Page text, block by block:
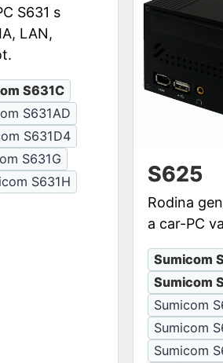
S631 s
LAN,
S631C
S631AD
S631D4
S631G
S631H S625
Rodina
a car-PC
Sumicom
Sumicom
Sumicom
Sumicom
Sumicom